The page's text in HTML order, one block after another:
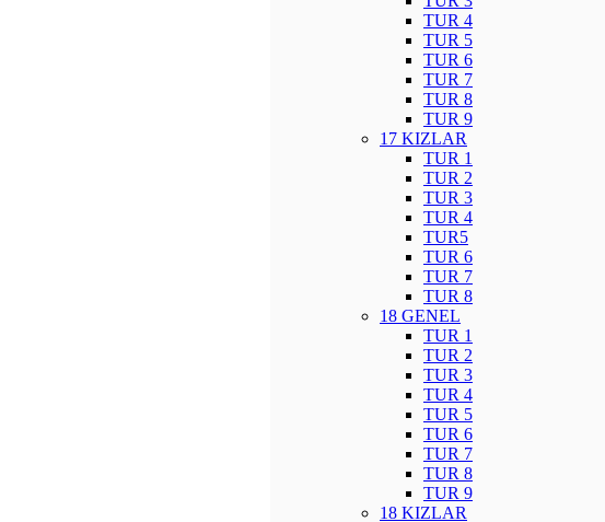
TUR 4
TUR 5
TUR 6
TUR 7
TUR 8
TUR 9
17 KIZLAR
TUR 1
TUR 2
TUR 3
TUR 4
TUR5
TUR 6
TUR 7
TUR 8
18 GENEL
TUR 1
TUR 2
TUR 3
TUR 4
TUR 5
TUR 6
TUR 7
TUR 8
TUR 9
18 KIZLAR